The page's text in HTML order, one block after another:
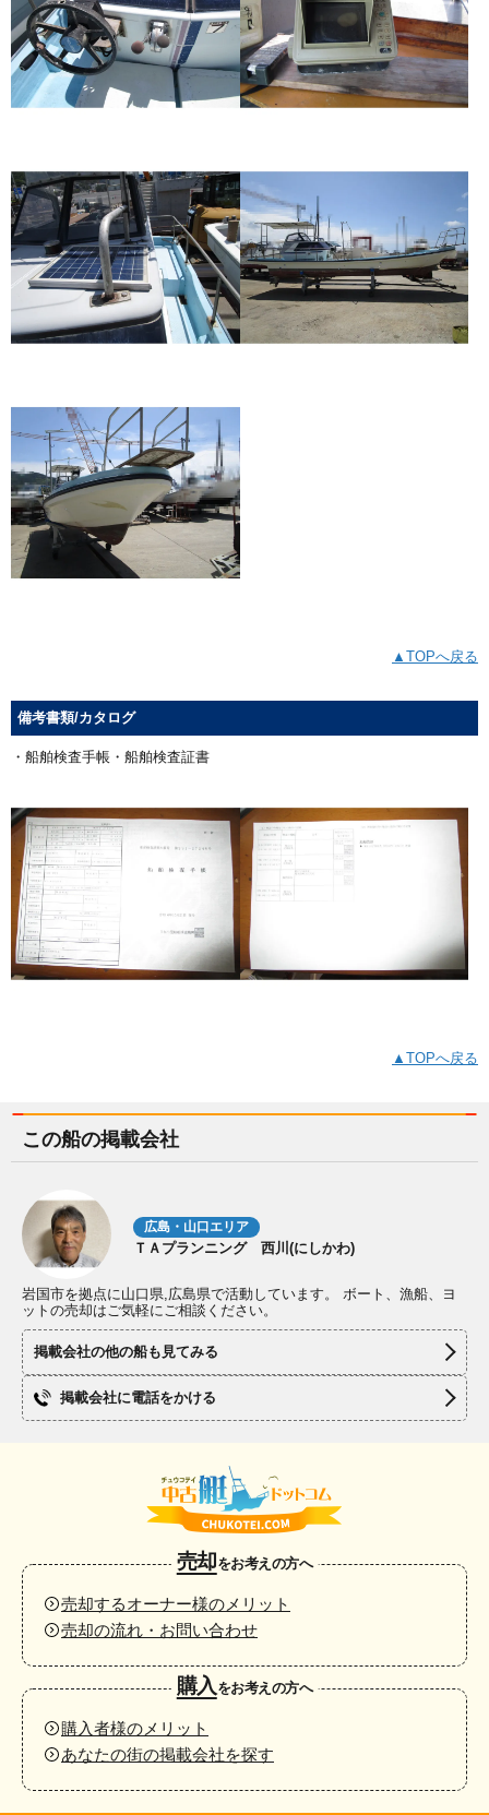
▲TOPへ戻る
備考書類/カタログ
・船舶検査手帳・船舶検査証書
▲TOPへ戻る
この船の掲載会社
広島・山口エリア
ＴＡプランニング 西川(にしかわ)
岩国市を拠点に山口県,広島県で活動しています。 ボート、漁船、ヨ
ットの売却はご気軽にご相談ください。
掲載会社の他の船も見てみる
掲載会社に電話をかける
売却をお考えの方へ
売却するオーナー様のメリット
売却の流れ・お問い合わせ
購入 をお考えの方へ
購入者様のメリット
あなたの街の掲載会社を探す